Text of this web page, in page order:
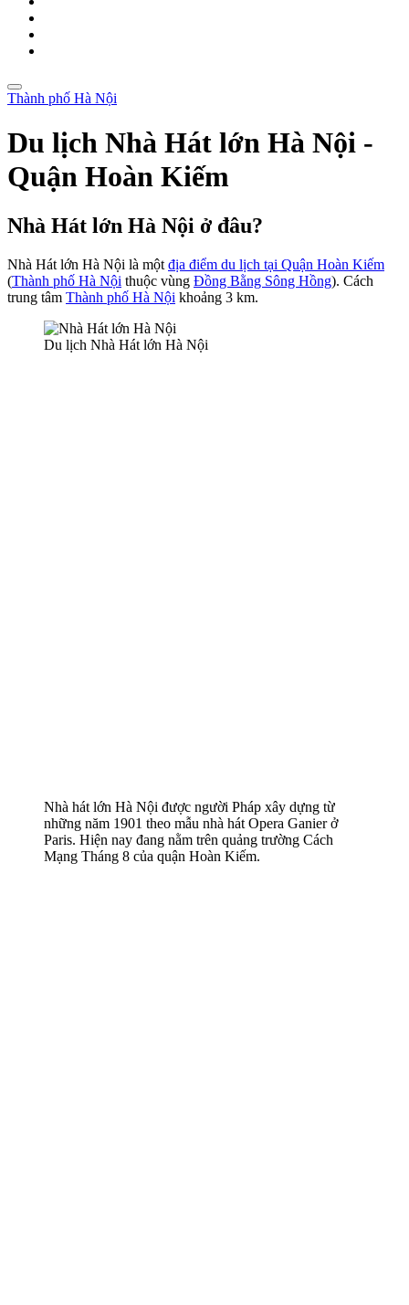
Thành phố Hà Nội
Du lịch Nhà Hát lớn Hà Nội -
Quận Hoàn Kiếm
Nhà Hát lớn Hà Nội ở đâu?
Nhà Hát lớn Hà Nội là một địa điểm du lịch tại Quận Hoàn Kiếm
(Thành phố Hà Nội thuộc vùng Đồng Bằng Sông Hồng). Cách
trung tâm Thành phố Hà Nội khoảng 3 km.
Du lịch Nhà Hát lớn Hà Nội
Nhà hát lớn Hà Nội được người Pháp xây dựng từ
những năm 1901 theo mẫu nhà hát Opera Ganier ở
Paris. Hiện nay đang nằm trên quảng trường Cách
Mạng Tháng 8 của quận Hoàn Kiếm.